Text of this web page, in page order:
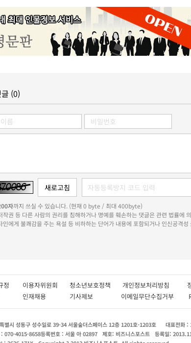
(0)
자까지 쓰실 수 있습니다. (현재 0 byte / 최대 400byte)
작권 등 다른 사람의 권리를 침해하거나 명예를 훼손하는 댓글은 관련 법률에
인에게 불쾌감을 주는 욕설 등 비하하는 단어가 내용에 포함되거나 인신공격
규정 이용자위원회 청소년보호정책 개인정보처리방침
인재채용 기사제보 이메일무단수집거부
별시 성동구 성수일로 39-34 서울숲더스페이스 12층 1201호-1203호 대표전화 :
: 070-4015-8658등록번호 : 서울 아 02897 제호: 비즈니스포스트 등록일: